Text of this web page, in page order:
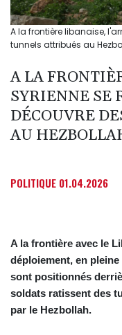
A la frontière libanaise,
tunnels attribués au
A LA
SYRIENNE SE
DÉCOUVRE
AU
POLITIQUE 01.04.2026
A la frontière avec le
déploiement, en
sont positionnés
soldats ratissent des
par le Hezbollah.